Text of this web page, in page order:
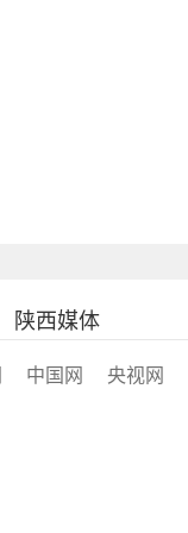
陕西媒体
中国网 央视网